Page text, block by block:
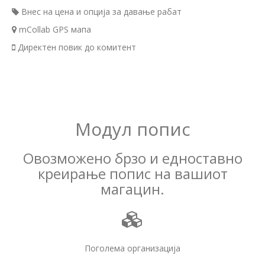
Внес на цена и опција за давање рабат
mCollab GPS мапа
Директен повик до комитент
Модул попис
Овозможено брзо и едноставно
креирање попис на вашиот
магацин.
Поголема организација